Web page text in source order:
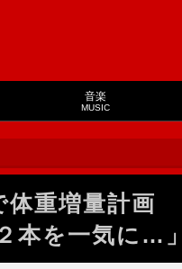
音楽
MUSIC
体重増量計画
本を一気に…」